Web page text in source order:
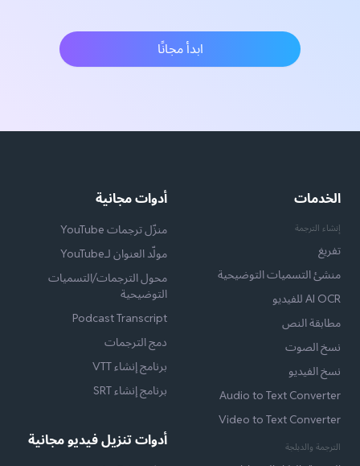
ابدأ مجانًا
الخدمات
إنشاء الترجمة
تفريغ
منشئ التسميات التوضيحية
AI OCR للفيديو
مطابقة النص
نسخ الصوت
نسخ الفيديو
Audio to Text Converter
Video to Text Converter
الترجمة والدبلجة
أدوات مجانية
منزّل ترجمات YouTube
مولّد العنوان لـYouTube
محول الترجمات/التسميات
التوضيحية
Podcast Transcript
دمج الترجمات
برنامج إنشاء VTT
برنامج إنشاء SRT
أدوات تنزيل فيديو مجانية